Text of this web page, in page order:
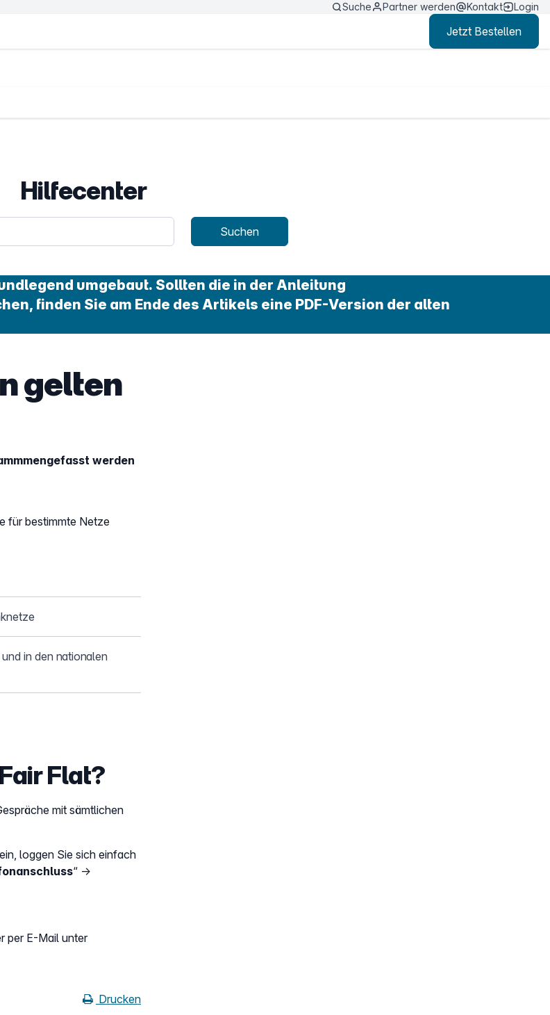
Suche Partner werden Kontakt Login
Jetzt Bestellen
Hilfecenter
Suchen
umgebaut. Sollten die in der Anleitung
finden Sie am Ende des Artikels eine PDF-Version der alten
gelten
werden
für bestimmte Netze
in den nationalen
Flat?
mit sämtlichen
loggen Sie sich einfach
“ →
per E-Mail unter
Drucken